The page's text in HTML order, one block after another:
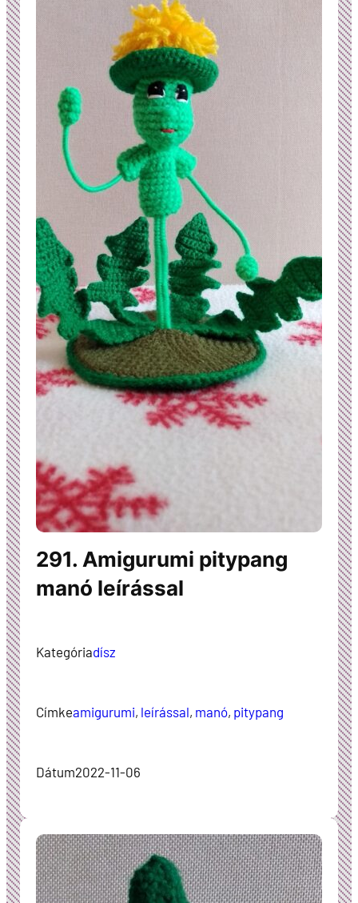
291. Amigurumi pitypang
manó leírással
Kategóriadísz
Címkeamigurumi, leírással, manó, pitypang
Dátum2022-11-06